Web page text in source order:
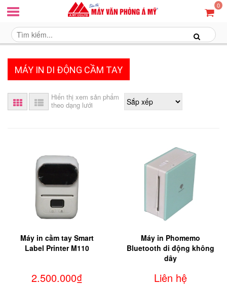
0
MÁY IN DI ĐỘNG CẦM TAY
Hiển thị xem sản phẩm
theo dạng lưới
Máy in cầm tay Smart
Label Printer M110
2.500.000₫
Máy in Phomemo
Bluetooth di động không
dây
Liên hệ